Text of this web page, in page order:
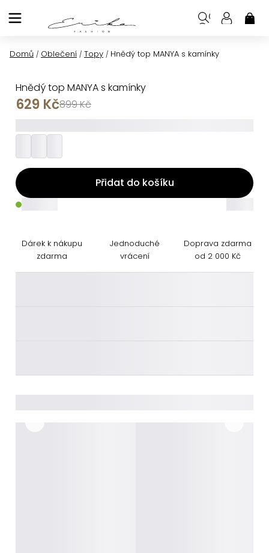
na
Domů / Oblečení / Topy / Hnědý top MANYA s kamínky
Hnědý top MANYA s kamínky
899 Kč
629 Kč
Přidat do košíku
Dárek k nákupu
zdarma
Jednoduché
vrácení
Doprava zdarma
od 2 000 Kč